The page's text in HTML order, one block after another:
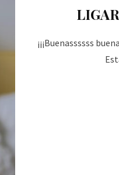
¡¡¡Buenassssss